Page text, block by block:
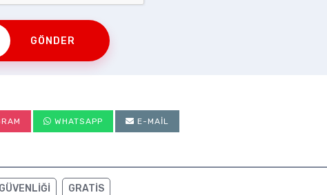
GÖNDER
WHATSAPP E-MAIL
GRATIS